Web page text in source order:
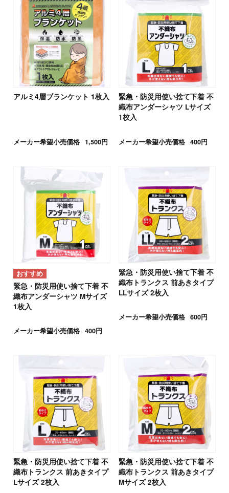
アルミ4層ブランケット 1枚入
メーカー希望小売価格 1,500円
緊急・防災用使い捨て下着 不
織布アンダーシャツ Lサイズ
1枚入
メーカー希望小売価格 400円
緊急・防災用使い捨て下着 不
織布アンダーシャツ Mサイズ
1枚入
メーカー希望小売価格 400円
緊急・防災用使い捨て下着 不
織布トランクス 前あきタイプ
LLサイズ 2枚入
メーカー希望小売価格 600円
緊急・防災用使い捨て下着 不
織布トランクス 前あきタイプ
Lサイズ 2枚入
緊急・防災用使い捨て下着 不
織布トランクス 前あきタイプ
Mサイズ 2枚入